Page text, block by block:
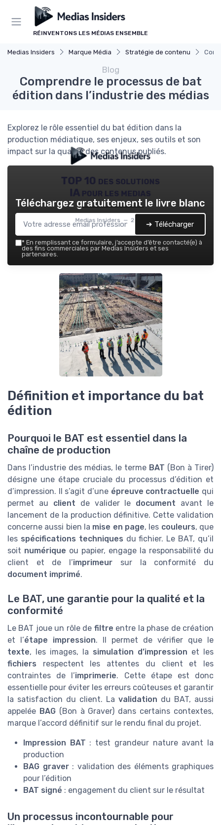
RÉINVENTONS LES MÉDIAS ENSEMBLE
Medias Insiders Marque Média Stratégie de contenu
Blog
Comprendre le processus de bat
édition dans l’industrie des médias
Explorez le rôle essentiel du bat édition dans la
production médiatique, ses enjeux, ses outils et son
impact sur la qualité des contenus publiés.
TOP 10 des solutions
IA pour les medias
Medias Insiders — 2026
Téléchargez gratuitement le livre blanc
➔ Télécharger
* En remplissant ce formulaire, j’accepte d’être contacté(e) à
des fins commerciales par Medias Insiders et ses
partenaires.
Définition et importance du bat
édition
Pourquoi le BAT est essentiel dans la
chaîne de production
Dans l’industrie des médias, le terme BAT (Bon à Tirer)
désigne une étape cruciale du processus d’édition et
d’impression. Il s’agit d’une épreuve contractuelle qui
permet au client de valider le document avant le
lancement de la production définitive. Cette validation
concerne aussi bien la mise en page, les couleurs, que
les spécifications techniques du fichier. Le BAT, qu’il
soit numérique ou papier, engage la responsabilité du
client et de l’imprimeur sur la conformité du
document imprimé.
Le BAT, une garantie pour la qualité et la
conformité
Le BAT joue un rôle de filtre entre la phase de création
et l’étape impression. Il permet de vérifier que le
texte, les images, la simulation d’impression et les
fichiers respectent les attentes du client et les
contraintes de l’imprimerie. Cette étape est donc
essentielle pour éviter les erreurs coûteuses et garantir
la satisfaction du client. La validation du BAT, aussi
appelée BAG(Bon à Graver) dans certains contextes,
marque l’accord définitif sur le rendu final du projet.
Impression BAT : test grandeur nature avant la
production
BAG graver: validation des éléments graphiques
pour l’édition
BAT signé : engagement du client sur le résultat
Un processus incontournable pour
Panneau de gestion des cookies